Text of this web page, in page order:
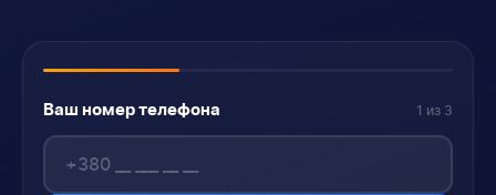
Ваш номер телефона 1 из 3